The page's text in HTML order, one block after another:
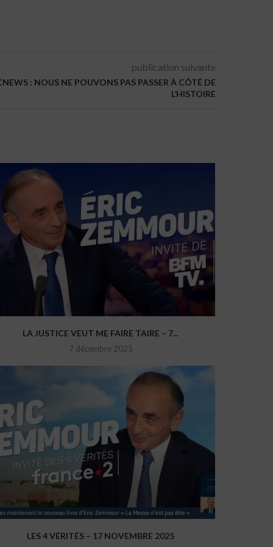
publication suivante
: NOUS NE POUVONS PAS PASSER À CÔTÉ DE
L’HISTOIRE
LA JUSTICE VEUT ME FAIRE TAIRE – 7...
7 décembre 2025
LES 4 VÉRITÉS – 17 NOVEMBRE 2025